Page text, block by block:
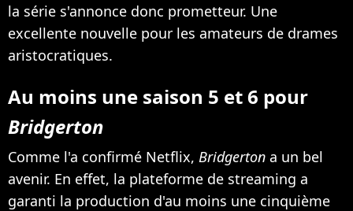
la série s'annonce donc prometteur. Une
excellente nouvelle pour les amateurs de drames
aristocratiques.
Au moins une saison 5 et 6 pour
Bridgerton
Comme l'a confirmé Netflix, Bridgerton a un bel
avenir. En effet, la plateforme de streaming a
garanti la production d'au moins une cinquième